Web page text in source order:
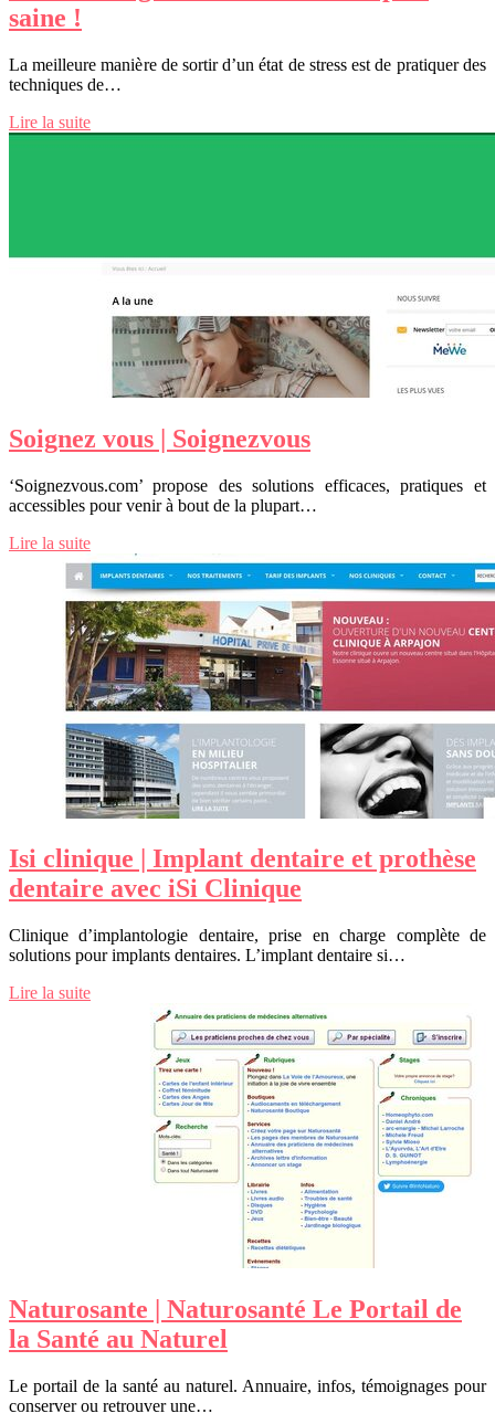
saine !
La meilleure manière de sortir d’un état de stress est de pratiquer des
techniques de…
Lire la suite
Soignez vous | Soignezvous
‘Soignezvous.com’ propose des solutions efficaces, pratiques et
accessibles pour venir à bout de la plupart…
Lire la suite
Isi clinique | Implant dentaire et prothèse
dentaire avec iSi Clinique
Clinique d’implantologie dentaire, prise en charge complète de
solutions pour implants dentaires. L’implant dentaire si…
Lire la suite
Naturosante | Naturosanté Le Portail de
la Santé au Naturel
Le portail de la santé au naturel. Annuaire, infos, témoignages pour
conserver ou retrouver une…